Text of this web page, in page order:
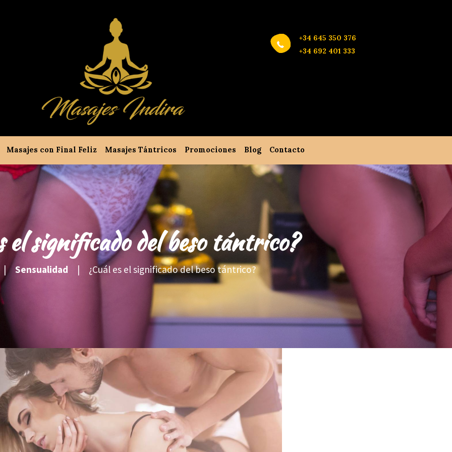
+34 645 350 376
+34 692 401 333
Masajes con Final Feliz Masajes Tántricos Promociones Blog Contacto
el significado del beso tántrico?
Sensualidad ¿Cuál es el significado del beso tántrico?